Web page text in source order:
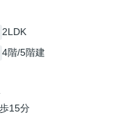
2LDK
4階/5階建
15分